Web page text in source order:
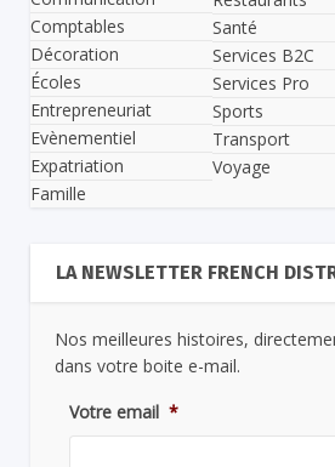
Comptables
Décoration
Écoles
Entrepreneuriat
Evènementiel
Expatriation
Famille
Santé
Services B2C
Services Pro
Sports
Transport
Voyage
LA NEWSLETTER FRENCH
Nos meilleures histoires,
dans votre boite e-mail.
Votre email *